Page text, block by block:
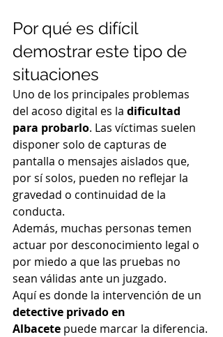
Por qué es difícil
demostrar este tipo de
situaciones
Uno de los principales problemas
del acoso digital es la dificultad
para probarlo. Las víctimas suelen
disponer solo de capturas de
pantalla o mensajes aislados que,
por sí solos, pueden no reflejar la
gravedad o continuidad de la
conducta.
Además, muchas personas temen
actuar por desconocimiento legal o
por miedo a que las pruebas no
sean válidas ante un juzgado.
Aquí es donde la intervención de un
detective privado en
Albacete puede marcar la diferencia.